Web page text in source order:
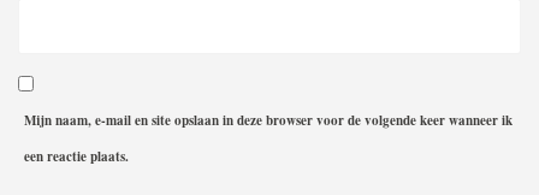
Mijn naam, e-mail en site opslaan in deze browser voor de volgende keer wanneer ik
een reactie plaats.